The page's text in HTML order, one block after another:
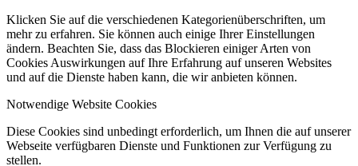
Klicken Sie auf die verschiedenen Kategorienüberschriften, um
mehr zu erfahren. Sie können auch einige Ihrer Einstellungen
ändern. Beachten Sie, dass das Blockieren einiger Arten von
Cookies Auswirkungen auf Ihre Erfahrung auf unseren Websites
und auf die Dienste haben kann, die wir anbieten können.
Notwendige Website Cookies
Diese Cookies sind unbedingt erforderlich, um Ihnen die auf unserer
Webseite verfügbaren Dienste und Funktionen zur Verfügung zu
stellen.